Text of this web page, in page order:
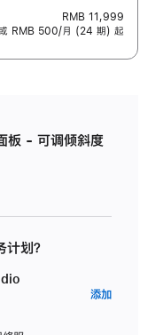
RMB 11,999
RMB 500/月 (24 期) 起
- 可调倾斜度
划？
添加